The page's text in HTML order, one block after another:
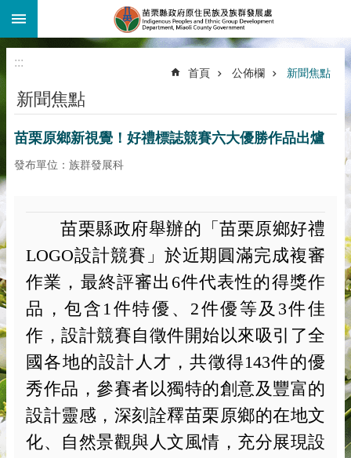
跳到主要內容區塊
:::
首頁 公佈欄 新聞焦點
新聞焦點
苗栗原鄉新視覺！好禮標誌競賽六大優勝作品出爐
發布單位：族群發展科
苗栗縣政府舉辦的「苗栗原鄉好禮
LOGO設計競賽」於近期圓滿完成複審
作業，最終評審出 6件代表性的得獎作
品，包含 1件特優、 2件優等及 3件佳
作，設計競賽自徵件開始以來吸引了全
國各地的設計人才，共徵得143件的優
秀作品，參賽者以獨特的創意及豐富的
設計靈感，深刻詮釋苗栗原鄉的在地文
化、自然景觀與人文風情，充分展現設